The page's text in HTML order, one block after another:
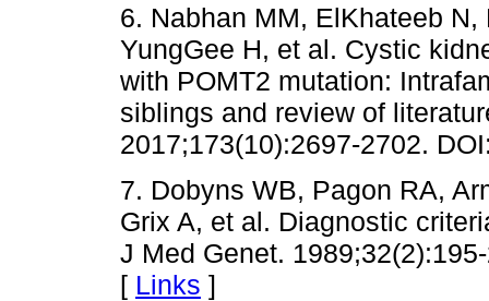
6. Nabhan MM, ElKhateeb
YungGee H, et al. Cystic
with POMT2 mutation:
siblings and review of
2017;173(10):2697-2702.
7. Dobyns WB, Pagon RA,
Grix A, et al. Diagnostic
J Med Genet.
[ Links ]